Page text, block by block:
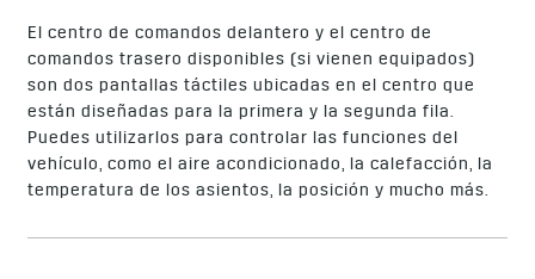
El centro de comandos delantero y el centro de
comandos trasero disponibles (si vienen equipados)
son dos pantallas táctiles ubicadas en el centro que
están diseñadas para la primera y la segunda fila.
Puedes utilizarlos para controlar las funciones del
vehículo, como el aire acondicionado, la calefacción, la
temperatura de los asientos, la posición y mucho más.